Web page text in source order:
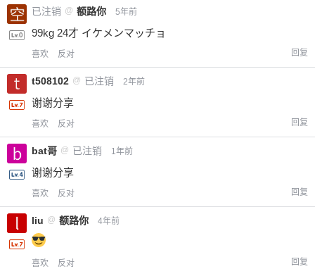
已注销 @ 额路你 5年前
99kg 24才 イケメンマッチョ
喜欢 反对 回复
t508102 @ 已注销 2年前
谢谢分享
喜欢 反对 回复
bat哥 @ 已注销 1年前
谢谢分享
喜欢 反对 回复
liu @ 额路你 4年前
喜欢 反对 回复